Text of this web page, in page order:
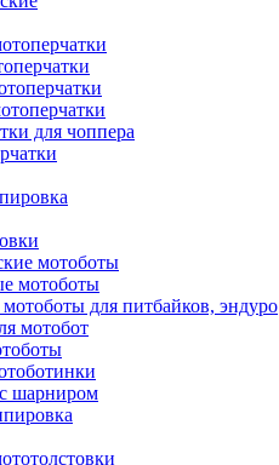
для чоппера
мотоботы
мотоботы
для питбайков, эндуро
мотобот
шарниром